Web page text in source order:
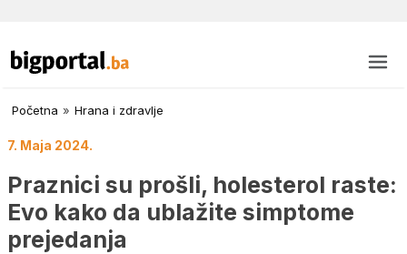
Početna » Hrana i zdravlje
7. Maja 2024.
Praznici su prošli, holesterol raste:
Evo kako da ublažite simptome
prejedanja